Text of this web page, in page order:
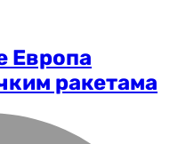
Европа
ракетама